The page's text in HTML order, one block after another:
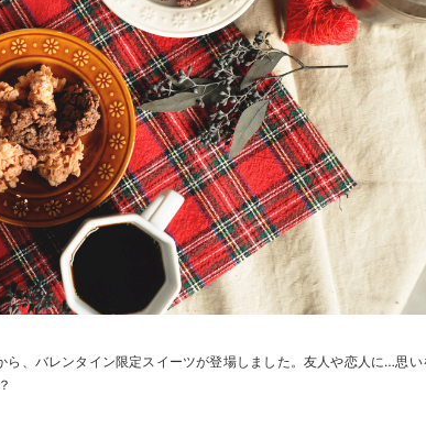
ら、バレンタイン限定スイーツが登場しました。友人や恋人に…思い